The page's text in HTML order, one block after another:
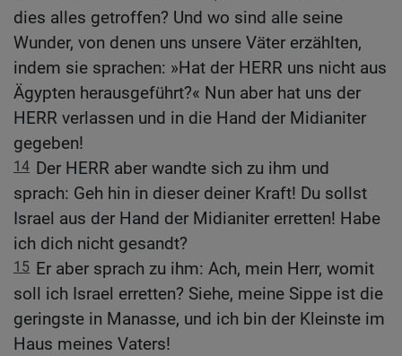
dies alles getroffen? Und wo sind alle seine
Wunder, von denen uns unsere Väter erzählten,
indem sie sprachen: »Hat der HERR uns nicht aus
Ägypten herausgeführt?« Nun aber hat uns der
HERR verlassen und in die Hand der Midianiter
gegeben!
14 Der HERR aber wandte sich zu ihm und
sprach: Geh hin in dieser deiner Kraft! Du sollst
Israel aus der Hand der Midianiter erretten! Habe
ich dich nicht gesandt?
15 Er aber sprach zu ihm: Ach, mein Herr, womit
soll ich Israel erretten? Siehe, meine Sippe ist die
geringste in Manasse, und ich bin der Kleinste im
Haus meines Vaters!